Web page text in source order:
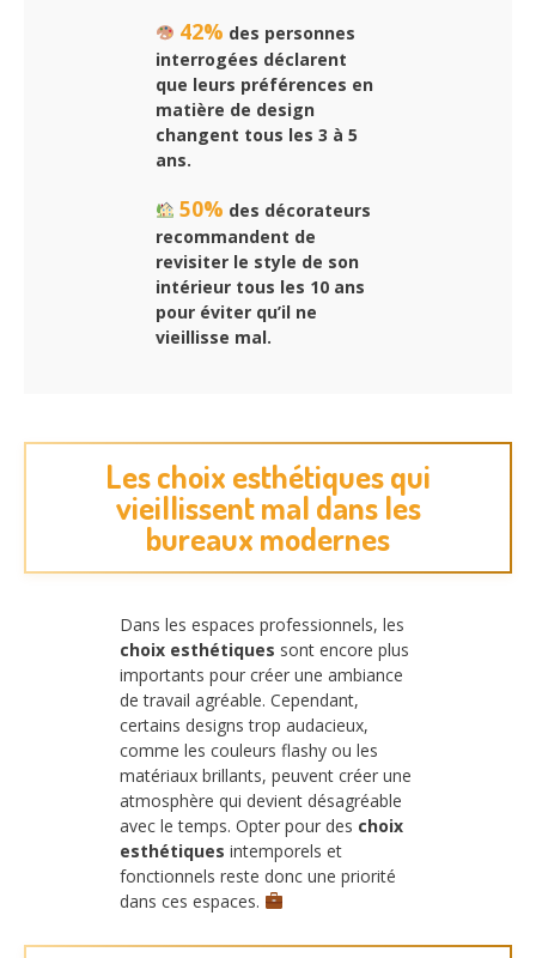
42% des personnes
interrogées déclarent
que leurs préférences en
matière de design
changent tous les 3 à 5
ans.
50% des décorateurs
recommandent de
revisiter le style de son
intérieur tous les 10 ans
pour éviter qu’il ne
vieillisse mal.
Les choix esthétiques qui
vieillissent mal dans les
bureaux modernes
Dans les espaces professionnels, les
choix esthétiques sont encore plus
importants pour créer une ambiance
de travail agréable. Cependant,
certains designs trop audacieux,
comme les couleurs flashy ou les
matériaux brillants, peuvent créer une
atmosphère qui devient désagréable
avec le temps. Opter pour des choix
esthétiques intemporels et
fonctionnels reste donc une priorité
dans ces espaces.